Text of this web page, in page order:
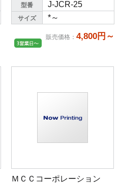
型番 J-JCR-25
サイズ *～
販売価格 ： 4,800円～
ＭＣＣコーポレーション